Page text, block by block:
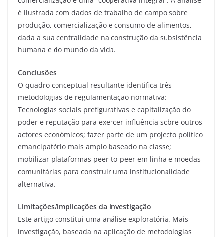
é ilustrada com dados de trabalho de campo sobre
produção, comercialização e consumo de alimentos,
dada a sua centralidade na construção da subsistência
humana e do mundo da vida.
Conclusões
O quadro conceptual resultante identifica três
metodologias de regulamentação normativa:
Tecnologias sociais prefigurativas e capitalização do
poder e reputação para exercer influência sobre outros
actores económicos; fazer parte de um projecto político
emancipatório mais amplo baseado na classe;
mobilizar plataformas peer-to-peer em linha e moedas
comunitárias para construir uma institucionalidade
alternativa.
Limitações/implicações da investigação
Este artigo constitui uma análise exploratória. Mais
investigação, baseada na aplicação de metodologias